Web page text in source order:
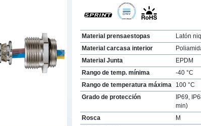
Next
Material prensaestopas
Latón
Material carcasa interior
Material Junta
EPDM
Rango de temp. mínima
-40 °C
Rango de temperatura máxima
100 °C
Grado de protección
IP69,
min)
Rosca
M